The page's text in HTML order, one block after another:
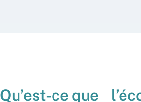
Qu’est-ce que